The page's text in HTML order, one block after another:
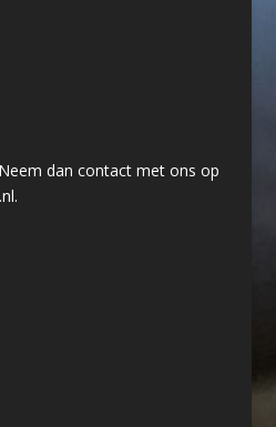
dan contact met ons op